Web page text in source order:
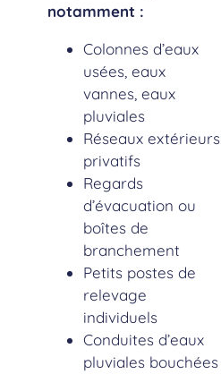
notamment :
Colonnes d’eaux
usées, eaux
vannes, eaux
pluviales
Réseaux extérieurs
privatifs
Regards
d’évacuation ou
boîtes de
branchement
Petits postes de
relevage
individuels
Conduites d’eaux
pluviales bouchées